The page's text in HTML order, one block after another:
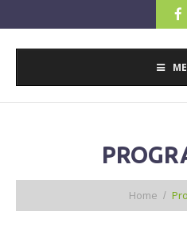
Home